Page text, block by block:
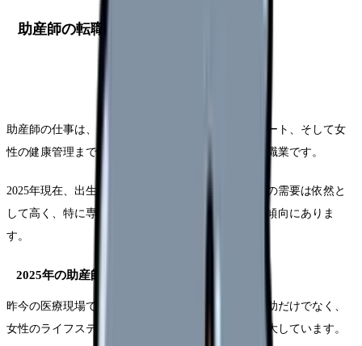
助産師の転職市場の最新動向
助産師の仕事は、出産前後のケアから新生児のサポート、そして女
性の健康管理まで幅広い専門性が求められる重要な職業です。
2025年現在、出生率の低下にもかかわらず、助産師の需要は依然と
して高く、特に専門性の高い助産師への需要は増加傾向にありま
す。
2025年の助産師求人市場の特徴
昨今の医療現場では、助産師の役割が従来の分娩介助だけでなく、
女性のライフステージ全般にわたる健康支援へと拡大しています。